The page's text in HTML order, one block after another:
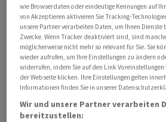
Zusammen mit der Ankündigung,
endgültige Vereinbarung mit der
Verkauf der Fund Management
Geschäftseinheiten für Drittfonds
dies die "guten Fortschritte bei
Liontrust-Angebot genannten
Mitte Juni hatte Liontrust den
wie Browserdaten oder eindeutige Kennungen auf
von Akzeptieren aktivieren Sie Tracking-
unsere Partner verarbeiten Daten, um Ihnen
Zwecke. Wenn Tracker deaktiviert sind, sind
möglicherweise nicht mehr so relevant für Sie. Sie
wieder aufrufen, um Ihre Einstellungen zu ändern
widerrufen, indem Sie auf den Link
der Webseite klicken. Ihre Einstellungen gelten
Informationen finden Sie in unserer
Wir und unsere Partner verarbeiten
bereitzustellen: